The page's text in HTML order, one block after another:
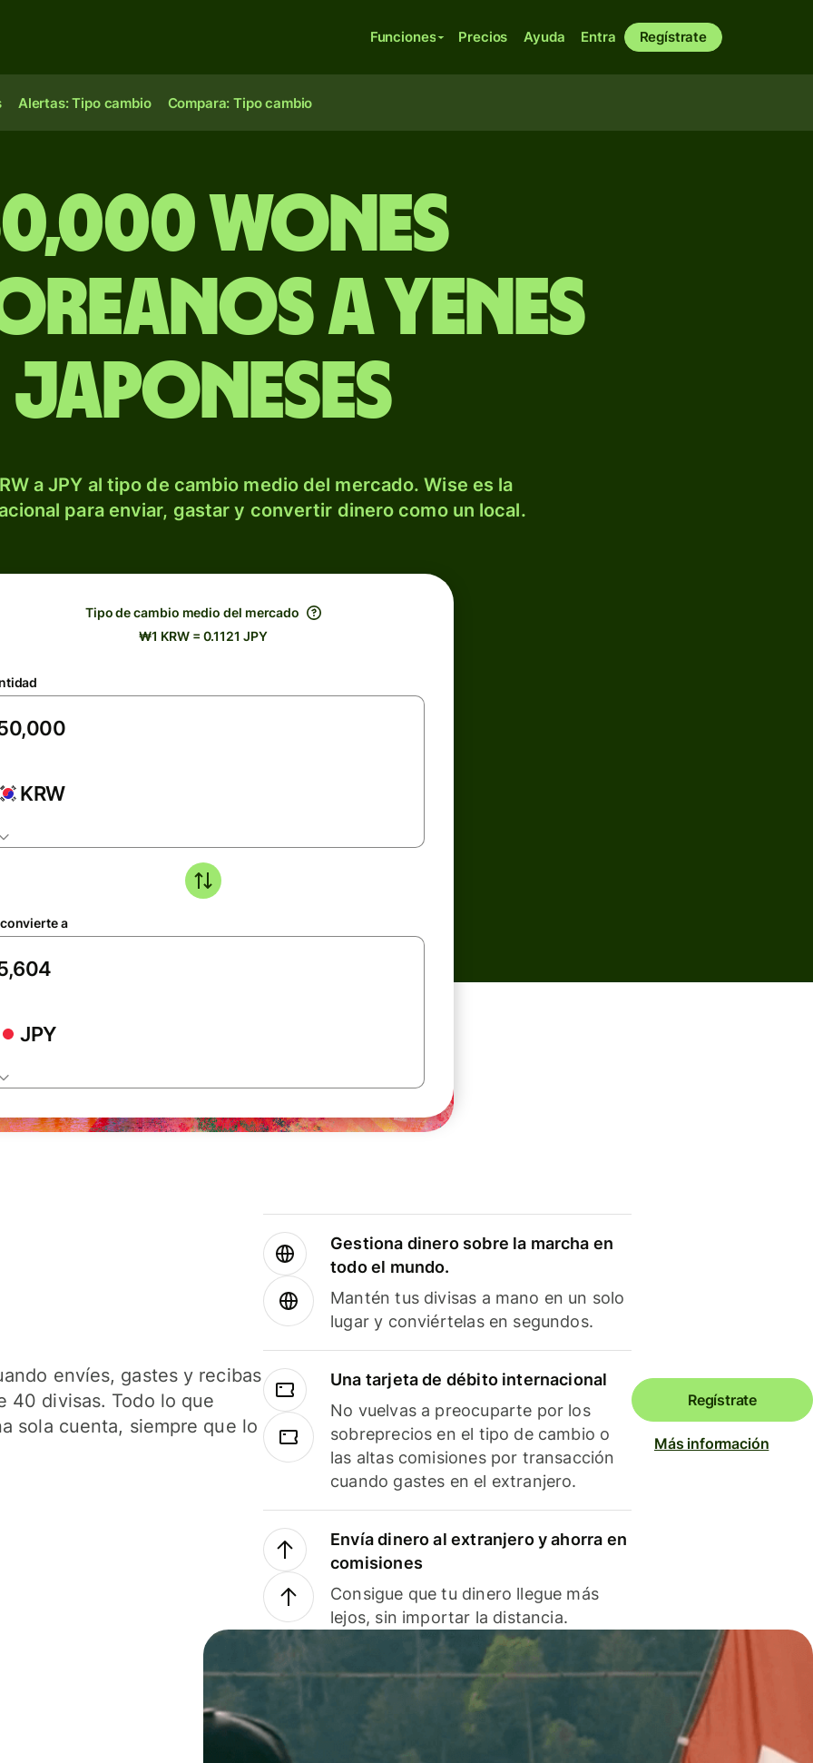
Funciones Precios Ayuda Entra Regístrate
Alertas: Tipo cambio Compara: Tipo cambio
wones
a yenes
japoneses
a JPY al tipo de cambio medio del mercado. Wise es la
para enviar, gastar y convertir dinero como un local.
Tipo de cambio medio del mercado
₩1 KRW = 0.1121 JPY
KRW
a
JPY
envíes, gastes y recibas
40 divisas. Todo lo que
sola cuenta, siempre que lo
Gestiona dinero sobre la marcha en
todo el mundo.
Mantén tus divisas a mano en un solo
lugar y conviértelas en segundos.
Una tarjeta de débito internacional
No vuelvas a preocuparte por los
sobreprecios en el tipo de cambio o
las altas comisiones por transacción
cuando gastes en el extranjero.
Envía dinero al extranjero y ahorra en
comisiones
Consigue que tu dinero llegue más
lejos, sin importar la distancia.
Regístrate
Más información